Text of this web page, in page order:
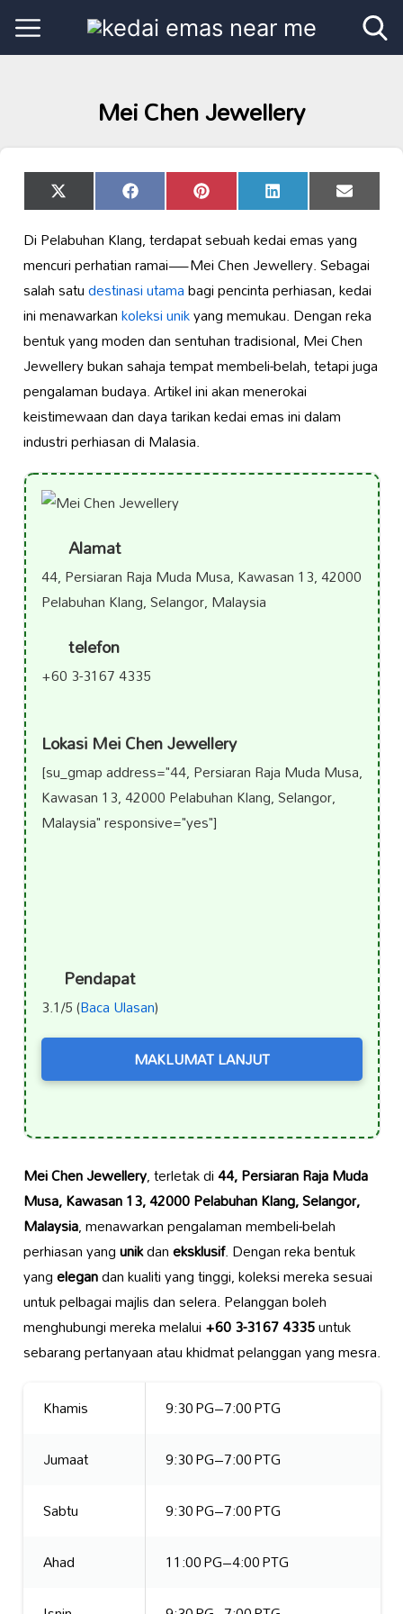
Mei Chen Jewellery
Share
on
X
(Twitter)
Share
on
Facebook Share
on
Pinterest Share
on
LinkedIn Share
on
Email
Di Pelabuhan Klang, terdapat sebuah kedai emas yang
mencuri perhatian ramai—Mei Chen Jewellery. Sebagai
salah satudestinasi utamabagi pencinta perhiasan, kedai
ini menawarkankoleksiunikyang memukau. Dengan reka
bentuk yang moden dan sentuhan tradisional, Mei Chen
Jewellery bukan sahaja tempat membeli-belah, tetapi juga
pengalaman budaya. Artikel ini akan menerokai
keistimewaan dan daya tarikan kedai emas ini dalam
industri perhiasan di Malasia.
Alamat
44, Persiaran Raja Muda Musa, Kawasan 13, 42000
Pelabuhan Klang, Selangor, Malaysia
telefon
+60 3-3167 4335
Lokasi Mei Chen Jewellery
[su_gmap address="44, Persiaran Raja Muda Musa,
Kawasan 13, 42000 Pelabuhan Klang, Selangor,
Malaysia" responsive="yes"]
Pendapat
3.1/5 (Baca Ulasan)
MAKLUMAT LANJUT
Mei Chen Jewellery, terletak di44, Persiaran Raja Muda
Musa, Kawasan 13, 42000 Pelabuhan Klang, Selangor,
Malaysia, menawarkan pengalaman membeli-belah
perhiasan yangunikdaneksklusif. Dengan reka bentuk
yangelegandan kualiti yang tinggi, koleksi mereka sesuai
untuk pelbagai majlis dan selera. Pelanggan boleh
menghubungi mereka melalui+60 3-3167 4335untuk
sebarang pertanyaan atau khidmat pelanggan yang mesra.
Khamis
9:30 PG–7:00 PTG
Jumaat
9:30 PG–7:00 PTG
Sabtu
9:30 PG–7:00 PTG
Ahad
11:00 PG–4:00 PTG